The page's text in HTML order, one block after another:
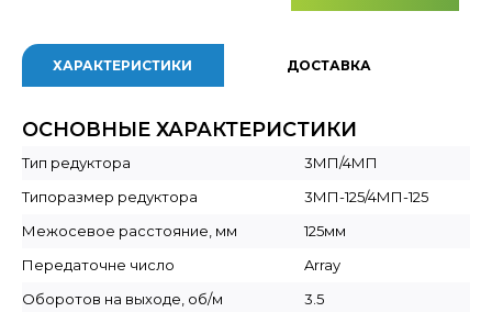
ХАРАКТЕРИСТИКИ ДОСТАВКА
ОСНОВНЫЕ ХАРАКТЕРИСТИКИ
Тип редуктора
3МП/4МП
Типоразмер редуктора
3МП-125/4МП-125
Межосевое расстояние, мм
125мм
Передаточне число
Array
Оборотов на выходе, об/м
3.5